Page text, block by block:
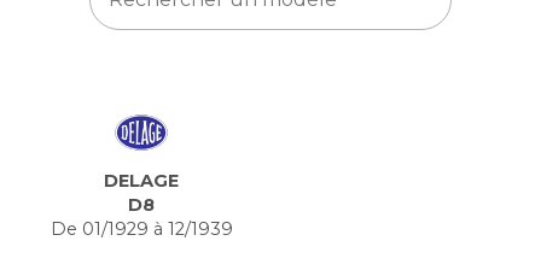
DELAGE
D8
De 01/1929 à 12/1939